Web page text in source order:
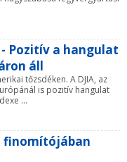
Pozitív a hangulat
áll
tőzsdéken. A DJIA, az
is pozitív hangulat
...
finomítójában